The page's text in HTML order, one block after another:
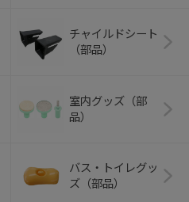
チャイルドシート
（部品）
室内グッズ（部
品）
バス・トイレグッ
ズ（部品）